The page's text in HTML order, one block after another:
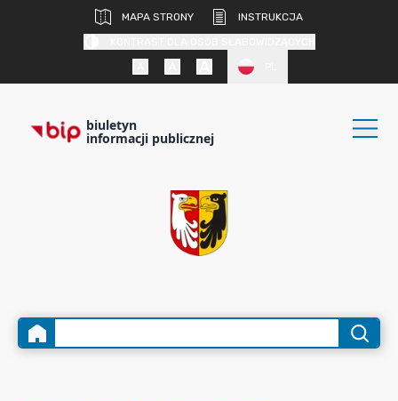
MAPA STRONY
INSTRUKCJA
biuletyn
informacji publicznej